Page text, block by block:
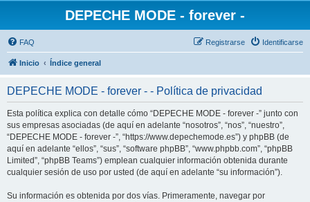
DEPECHE MODE - forever -
FAQ Identificarse
Registrarse
Inicio Índice general
DEPECHE MODE - forever - - Política de privacidad
Esta política explica con detalle cómo “DEPECHE MODE - forever -” junto con
sus empresas asociadas (de aquí en adelante “nosotros”, “nos”, “nuestro”,
“DEPECHE MODE - forever -”, “https://www.depechemode.es”) y phpBB (de
aquí en adelante “ellos”, “sus”, “software phpBB”, “www.phpbb.com”, “phpBB
Limited”, “phpBB Teams”) emplean cualquier información obtenida durante
cualquier sesión de uso por usted (de aquí en adelante “su información”).
Su información es obtenida por dos vías. Primeramente, navegar por